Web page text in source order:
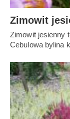
Zimowit
Zimowit jesienny
Cebulowa bylina